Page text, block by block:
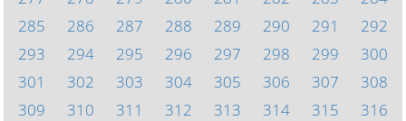
285
286 287 288 289 290 291
292
293
294 295 296 297 298 299
300
301
302 303 304 305 306 307
308
309
310 311 312 313 314 315
316